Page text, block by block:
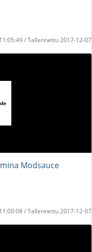
/ Tallennettu 2017-12-07
Modsauce
/ Tallennettu 2017-12-07